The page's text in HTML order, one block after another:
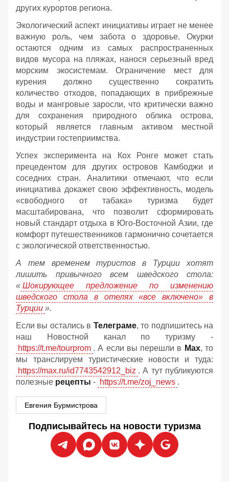
других курортов региона.
Экологический аспект инициативы играет не менее
важную роль, чем забота о здоровье. Окурки
остаются одним из самых распространенных
видов мусора на пляжах, нанося серьезный вред
морским экосистемам. Ограничение мест для
курения должно существенно сократить
количество отходов, попадающих в прибрежные
воды и мангровые заросли, что критически важно
для сохранения природного облика острова,
который является главным активом местной
индустрии гостеприимства.
Успех эксперимента на Кох Ронге может стать
прецедентом для других островов Камбоджи и
соседних стран. Аналитики отмечают, что если
инициатива докажет свою эффективность, модель
«свободного от табака» туризма будет
масштабирована, что позволит сформировать
новый стандарт отдыха в Юго-Восточной Азии, где
комфорт путешественников гармонично сочетается
с экологической ответственностью.
А тем временем туристов в Турции хотят
лишить привычного всем шведского стола:
« Шокирующее предложение по изменению
шведского стола в отелях «все включено» в
Турции ».
Если вы остались в Телеграме, то подпишитесь на
наш Новостной канал по туризму -
https://t.me/tourprom . А если вы перешли в Мах, то
мы транслируем туристические новости и туда:
https://max.ru/id7743542912_biz . А тут публикуются
полезные рецепты - https://t.me/zoj_news .
Евгения Бурмистрова
Подписывайтесь на новости туризма